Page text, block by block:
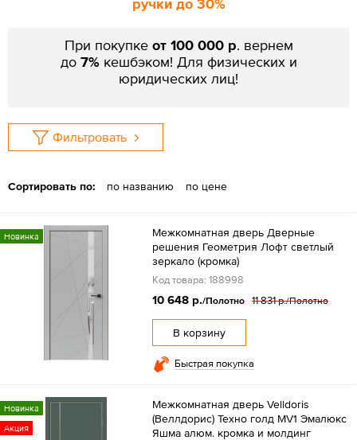
ручки до 30%
При покупке от 100 000 р. вернем
до 7% кешбэком! Для физических и
юридических лиц!
Фильтровать
Сортировать по: по названию по цене
Новинка
Межкомнатная дверь Дверные
решения Геометрия Лофт светлый
зеркало (кромка)
Код товара: 188998
10 648 р./Полотно 11 831 р./Полотно
В корзину
Быстрая покупка
Новинка
Акция
Межкомнатная дверь Velldoris
(Веллдорис) Техно голд MV1 Эмалюкс
Яшма алюм. кромка и молдинг